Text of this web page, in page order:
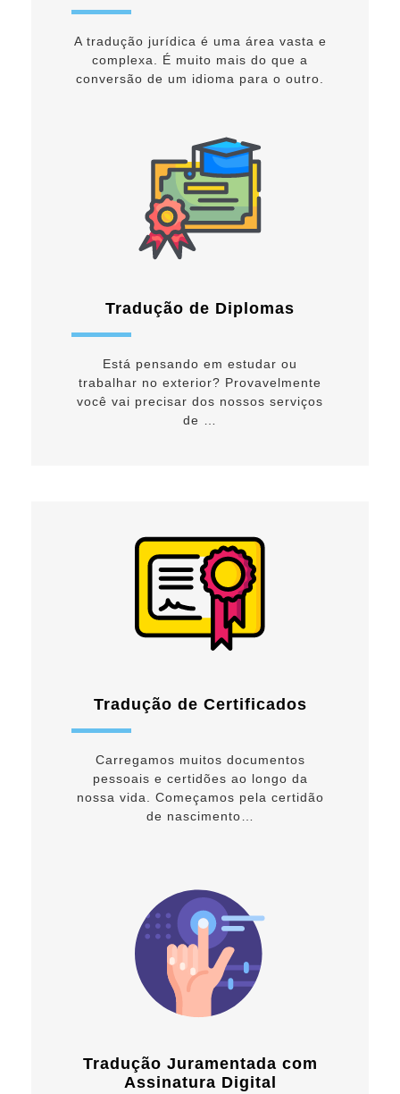
A tradução jurídica é uma área vasta e
complexa. É muito mais do que a
conversão de um idioma para o outro.
Tradução de Diplomas
Está pensando em estudar ou
trabalhar no exterior? Provavelmente
você vai precisar dos nossos serviços
de …
Tradução de Certificados
Carregamos muitos documentos
pessoais e certidões ao longo da
nossa vida. Começamos pela certidão
de nascimento…
Tradução Juramentada com
Assinatura Digital